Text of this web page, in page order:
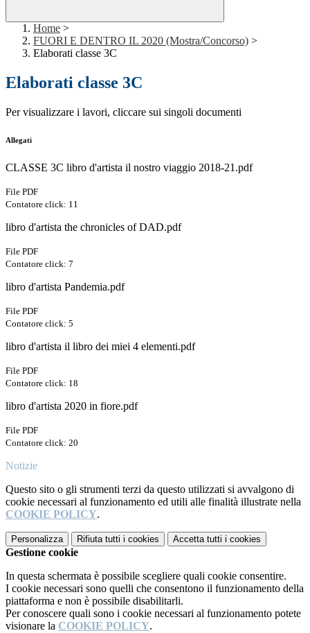
Home >
FUORI E DENTRO IL 2020 (Mostra/Concorso) >
Elaborati classe 3C
Elaborati classe 3C
Per visualizzare i lavori, cliccare sui singoli documenti
Allegati
CLASSE 3C libro d'artista il nostro viaggio 2018-21.pdf
File PDF
Contatore click: 11
libro d'artista the chronicles of DAD.pdf
File PDF
Contatore click: 7
libro d'artista Pandemia.pdf
File PDF
Contatore click: 5
libro d'artista il libro dei miei 4 elementi.pdf
File PDF
Contatore click: 18
libro d'artista 2020 in fiore.pdf
File PDF
Contatore click: 20
Notizie
Questo sito o gli strumenti terzi da questo utilizzati si avvalgono di
cookie necessari al funzionamento ed utili alle finalità illustrate nella
COOKIE POLICY.
Personalizza Rifiuta tutti i cookies Accetta tutti i cookies
Gestione cookie
In questa schermata è possibile scegliere quali cookie consentire.
I cookie necessari sono quelli che consentono il funzionamento della
piattaforma e non è possibile disabilitarli.
Per conoscere quali sono i cookie necessari al funzionamento potete
visionare la COOKIE POLICY.